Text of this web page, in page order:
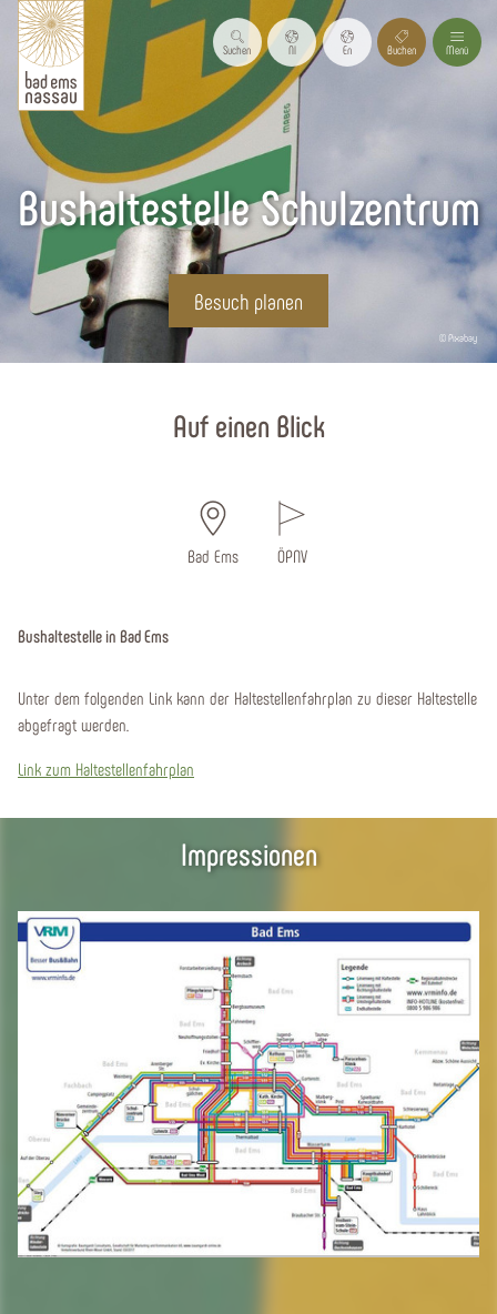
Suchen Nl En Buchen Menü
© Pixabay
Bushaltestelle Schulzentrum
Besuch planen
Auf einen Blick
Bad Ems ÖPNV
Bushaltestelle in Bad Ems
Unter dem folgenden Link kann der Haltestellenfahrplan zu dieser Haltestelle
abgefragt werden.
Link zum Haltestellenfahrplan
Impressionen